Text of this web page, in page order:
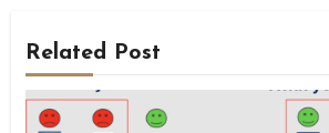
Related Post